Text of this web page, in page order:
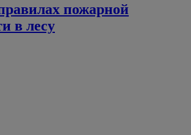
пожарной
в лесу